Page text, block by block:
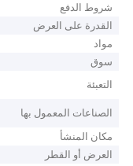
شروط الدفع
القدرة على العرض
مواد
سوق
التعبئة
الصناعات المعمول بها
مكان المنشأ
العرض أو القطر